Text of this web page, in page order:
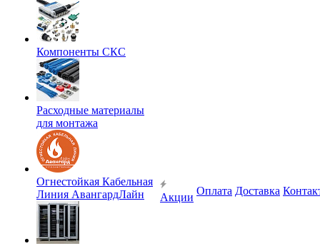
Компоненты СКС
Расходные материалы
для монтажа
Огнестойкая Кабельная
Линия АвангардЛайн
Акции
Оплата Доставка